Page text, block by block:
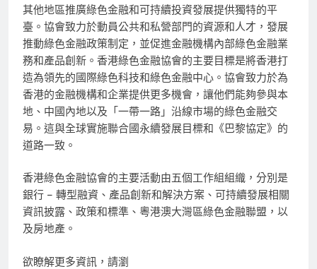
其他地區推廣綠色金融和可持續投資發展提供獨特的平
臺。協會致力於動員公共和私營部門的資源和人才，發展
推動綠色金融政策制定，並促進金融機構內部綠色金融業
務和產品創新。香港綠色金融協會的主要目標是將香港打
造為領先的國際綠色科技和綠色金融中心。協會致力於為
香港的金融機構和企業提供更多機會，讓他們能夠參與本
地、中國內地以及「一帶一路」沿線市場的綠色金融交
易。這與全球實施聯合國永續發展目標和《巴黎協定》的
道路一致。
香港綠色金融協會的主要活動由五個工作組組織，分別是
銀行 – 轉型融資、產品創新和解決方案、可持續發展相關
資訊披露、政策和標準、粵港澳大灣區綠色金融聯盟，以
及房地產。
欲瞭解更多資訊，請瀏